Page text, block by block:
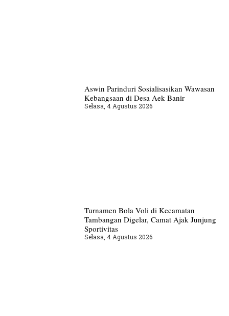
Aswin Parinduri Sosialisasikan Wawasan
Kebangsaan di Desa Aek Banir
Selasa, 4 Agustus 2026
Turnamen Bola Voli di Kecamatan
Tambangan Digelar, Camat Ajak Junjung
Sportivitas
Selasa, 4 Agustus 2026